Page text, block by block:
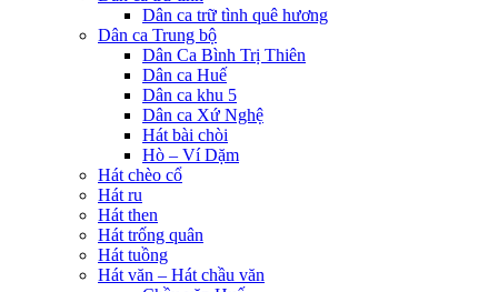
Dân ca trữ tình quê hương
Dân ca Trung bộ
Dân Ca Bình Trị Thiên
Dân ca Huế
Dân ca khu 5
Dân ca Xứ Nghệ
Hát bài chòi
Hò – Ví Dặm
Hát chèo cổ
Hát ru
Hát then
Hát trống quân
Hát tuồng
Hát văn – Hát chầu văn